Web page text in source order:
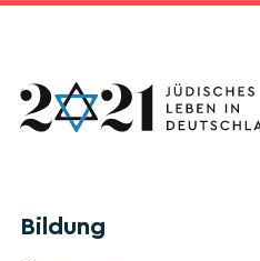
Bildung